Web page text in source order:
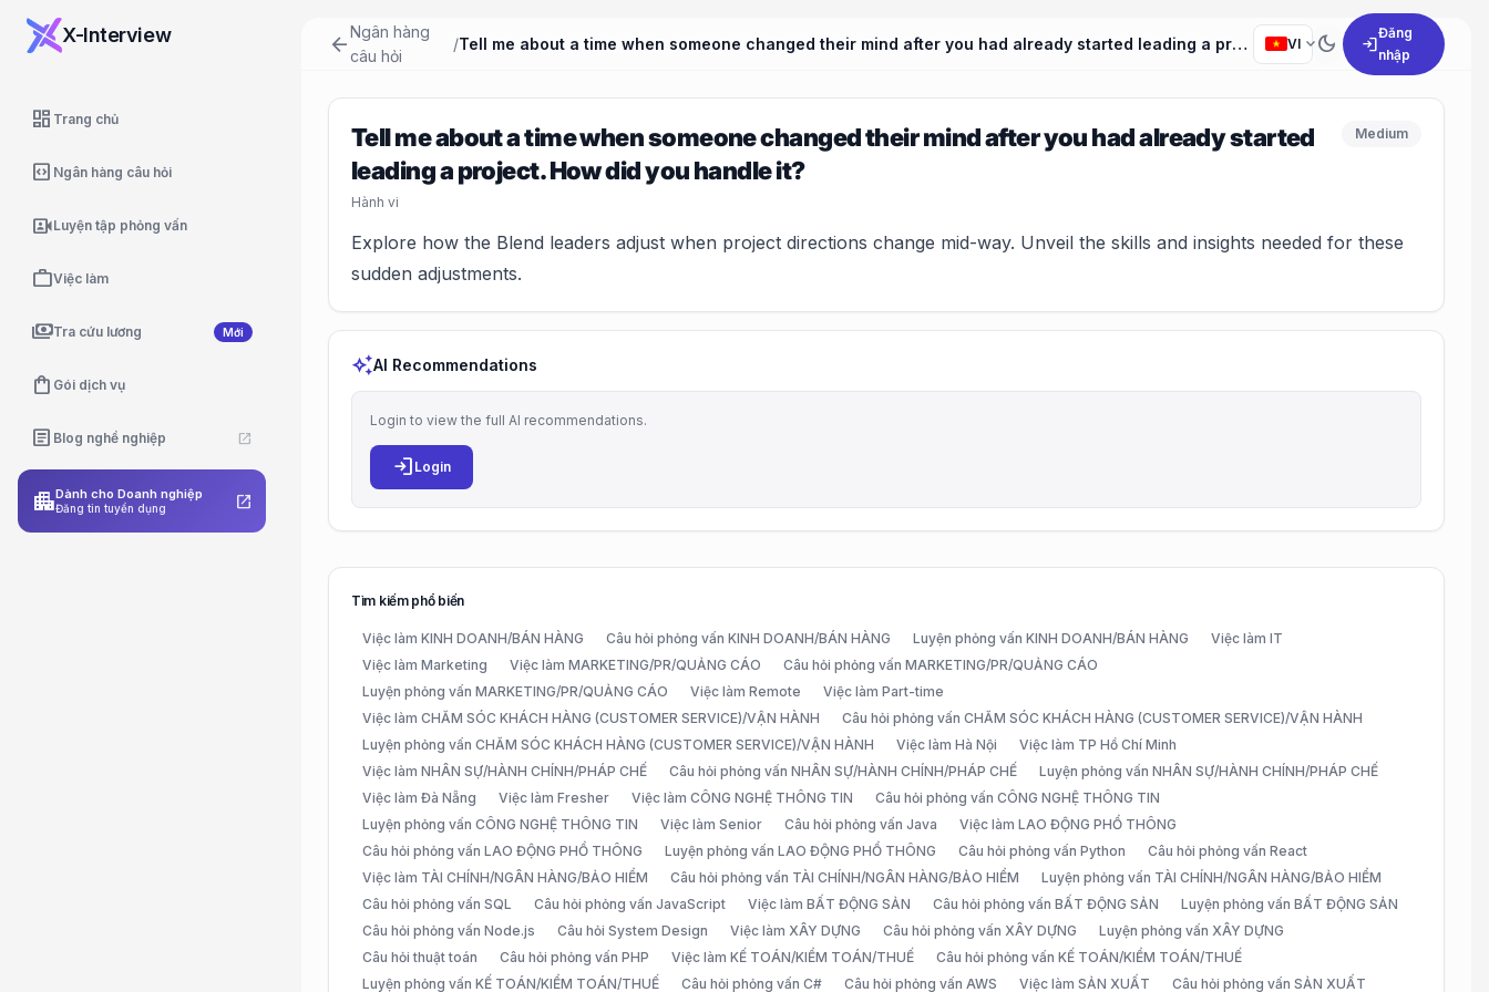
X-Interview
dashboard Trang chủ
code_blocks Ngân hàng câu hỏi
video_camera_frontLuyện tập phỏng vấn
workViệc làm
paymentsTra cứu lương Mới
shopping_bag Gói dịch vụ
article Blog nghề nghiệp open_in_new
apartmentDành cho Doanh nghiệp
Đăng tin tuyển dụng open_in_new
arrow_backNgân hàng
câu hỏi
/ Tell me about a time when someone changed their mind after you had already started leading a project. How did you handle it? VI expand_moredark_mode login
Đăng
nhập
Tell me about a time when someone changed their mind after you had already started
leading a project. How did you handle it?
Hành vi
Medium
Explore how the Blend leaders adjust when project directions change mid-way. Unveil the skills and insights needed for these
sudden adjustments.
auto_awesomeAI Recommendations
Login to view the full AI recommendations.
login Login
Tìm kiếm phổ biến
Việc làm KINH DOANH/BÁN HÀNG Câu hỏi phỏng vấn KINH DOANH/BÁN HÀNG Luyện phỏng vấn KINH DOANH/BÁN HÀNG
Việc làm IT
Việc làm Marketing
Việc làm MARKETING/PR/QUẢNG CÁO
Câu hỏi phỏng vấn MARKETING/PR/QUẢNG CÁO
Luyện phỏng vấn MARKETING/PR/QUẢNG CÁO
Việc làm Remote
Việc làm Part-time
Việc làm CHĂM SÓC KHÁCH HÀNG (CUSTOMER SERVICE)/VẬN HÀNH
Câu hỏi phỏng vấn CHĂM SÓC KHÁCH HÀNG (CUSTOMER SERVICE)/VẬN HÀNH
Luyện phỏng vấn CHĂM SÓC KHÁCH HÀNG (CUSTOMER SERVICE)/VẬN HÀNH
Việc làm Hà Nội
Việc làm TP Hồ Chí Minh
Việc làm NHÂN SỰ/HÀNH CHÍNH/PHÁP CHẾ
Câu hỏi phỏng vấn NHÂN SỰ/HÀNH CHÍNH/PHÁP CHẾ
Luyện phỏng vấn NHÂN SỰ/HÀNH CHÍNH/PHÁP CHẾ
Việc làm Đà Nẵng
Việc làm Fresher Việc làm CÔNG NGHỆ THÔNG TIN
Câu hỏi phỏng vấn CÔNG NGHỆ THÔNG TIN
Luyện phỏng vấn CÔNG NGHỆ THÔNG TIN
Việc làm Senior Câu hỏi phỏng vấn Java
Việc làm LAO ĐỘNG PHỔ THÔNG
Câu hỏi phỏng vấn LAO ĐỘNG PHỔ THÔNG
Luyện phỏng vấn LAO ĐỘNG PHỔ THÔNG Câu hỏi phỏng vấn Python
Câu hỏi phỏng vấn React
Việc làm TÀI CHÍNH/NGÂN HÀNG/BẢO HIỂM
Câu hỏi phỏng vấn TÀI CHÍNH/NGÂN HÀNG/BẢO HIỂM
Luyện phỏng vấn TÀI CHÍNH/NGÂN HÀNG/BẢO HIỂM
Câu hỏi phỏng vấn SQL
Câu hỏi phỏng vấn JavaScript Việc làm BẤT ĐỘNG SẢN Câu hỏi phỏng vấn BẤT ĐỘNG SẢN
Luyện phỏng vấn BẤT ĐỘNG SẢN
Câu hỏi phỏng vấn Node.js
Câu hỏi System Design Việc làm XÂY DỰNG Câu hỏi phỏng vấn XÂY DỰNG
Luyện phỏng vấn XÂY DỰNG
Câu hỏi thuật toán
Câu hỏi phỏng vấn PHP Việc làm KẾ TOÁN/KIỂM TOÁN/THUẾ
Câu hỏi phỏng vấn KẾ TOÁN/KIỂM TOÁN/THUẾ
Luyện phỏng vấn KẾ TOÁN/KIỂM TOÁN/THUẾ
Câu hỏi phỏng vấn C# Câu hỏi phỏng vấn AWS Việc làm SẢN XUẤT Câu hỏi phỏng vấn SẢN XUẤT